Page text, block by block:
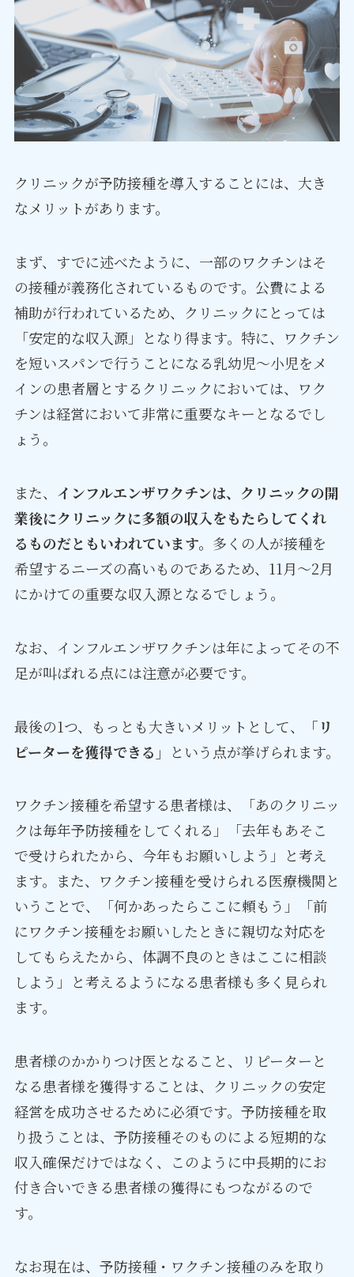
クリニックが予防接種を導入することには、大き
なメリットがあります。
まず、すでに述べたように、一部のワクチンはそ
の接種が義務化されているものです。公費による
補助が行われているため、クリニックにとっては
「安定的な収入源」となり得ます。特に、ワクチン
を短いスパンで行うことになる乳幼児～小児をメ
インの患者層とするクリニックにおいては、ワク
チンは経営において非常に重要なキーとなるでし
ょう。
また、 インフルエンザワクチンは、クリニックの開
業後にクリニックに多額の収入をもたらしてくれ
るものだともいわれています。 多くの人が接種を
希望するニーズの高いものであるため、11月～2月
にかけての重要な収入源となるでしょう。
なお、インフルエンザワクチンは年によってその不
足が叫ばれる点には注意が必要です。
最後の1つ、もっとも大きいメリットとして、
「リ
ピーターを獲得できる」
という点が挙げられます。
ワクチン接種を希望する患者様は、「あのクリニッ
クは毎年予防接種をしてくれる」「去年もあそこ
で受けられたから、今年もお願いしよう」と考え
ます。また、ワクチン接種を受けられる医療機関と
いうことで、「何かあったらここに頼もう」「前
にワクチン接種をお願いしたときに親切な対応を
してもらえたから、体調不良のときはここに相談
しよう」と考えるようになる患者様も多く見られ
ます。
患者様のかかりつけ医となること、リピーターと
なる患者様を獲得することは、クリニックの安定
経営を成功させるために必須です。予防接種を取
り扱うことは、予防接種そのものによる短期的な
収入確保だけではなく、このように中長期的にお
付き合いできる患者様の獲得にもつながるので
す。
なお現在は、予防接種・ワクチン接種のみを取り